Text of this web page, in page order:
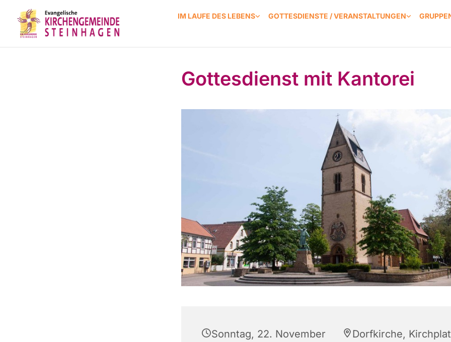
IM LAUFE DES LEBENS GOTTESDIENSTE / VERANSTALTUNGEN
Gottesdienst mit Kantorei
Sonntag, 22. November
Dorfkirche,